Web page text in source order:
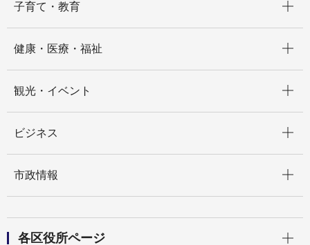
子育て・教育
健康・医療・福祉
観光・イベント
ビジネス
市政情報
各区役所ページ